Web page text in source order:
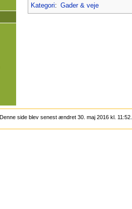
Kategori: Gader & veje
Denne side blev senest ændret 30. maj 2016 kl. 11:52.